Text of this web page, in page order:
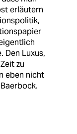
erläutern
Den Luxus,
zu
eben nicht